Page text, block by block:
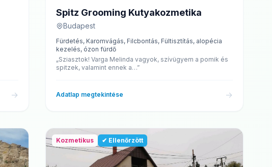
→
Spitz Grooming Kutyakozmetika
Budapest
Fürdetés, Karomvágás, Filcbontás, Fültisztítás, alopécia
kezelés, ózon fürdő
„Sziasztok! Varga Melinda vagyok, szívügyem a pomik és
spitzek, valamint ennek a…”
Adatlap megtekintése →
Kozmetikus ✔ Ellenőrzött